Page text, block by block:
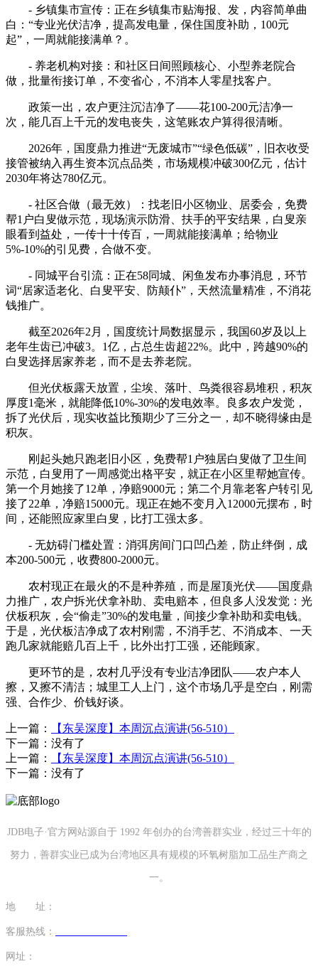
- 乡镇集市宣传：正在乡镇集市贴海报、发，内容简单曲
白：“专业光伏洁净，提高发电量，保住国度补助，100元
起”，一周就能接满单？。
- 养老机构对接：和社区日间照顾核心、小型养老院合
做，批量衔接订单，不变省心，不消本人零星找客户。
政策一出，农户更注沉洁净了——花100-200元洁净一
次，能几百上千元的发电丧失，这笔账农户算得很清晰。
2026年，国度鼎力推进“无废城市”“绿色低碳”，旧衣收受
接管被纳入再生资本沉点品类，市场规模冲破300亿元，估计
2030年将达780亿元。
- 社区合做（最无效）：找老旧小区物业、居委会，免费
帮1户白叟做示范，现场演示防滑、扶手的平安结果，白叟亲
眼看到益处，一传十十传百，一周就能接满单；给物业
5%-10%的引见费，合做不变。
- 同城平台引流：正在58同城、闲鱼发布办事消息，环节
词“居家适老化、白叟平安、防颠仆”，天然流量精准，不消花
钱推广。
截至2026年2月，国度统计局数据显示，我国60岁及以上
老年生齿已冲破3。1亿，占总生齿超22%。此中，跨越90%的
白叟选择居家养老，而不是去养老院。
但光伏板露天放置，尘埃、落叶、鸟粪很容易堆积，积灰
厚度1毫米，就能降低10%-30%的发电效率。良多农户发觉，
拆了光伏后，现实收益比预期少了三分之一，却不晓得缘由是
积灰。
刚起头她只跑老旧小区，免费帮1户独居白叟做了卫生间
示范，白叟用了一周感觉出格平安，就正在小区里帮她宣传。
第一个月她接了12单，净赔9000元；第二个月靠老客户转引见
接了22单，净赔15000元。现正在她不变月入12000元摆布，时
间，还能照应家里白叟，比打工强太多。
- 无妨碍门槛处置：消弭房间门口凹凸差，防止绊倒，成
本200-500元，收费800-2000元。
农村现正在最火的不是种养殖，而是屋顶光伏——国度鼎
力推广，农户拆光伏拿补助、卖电赔本，但良多人没发觉：光
伏板积灰，会“偷走”30%的发电量，间接少拿补助和卖电钱。
于是，光伏板洁净成了农村刚需，不消手艺、不消成本、一天
跑几家就能赔几百上千，比外出打工强，还能顾家。
更环节的是，农村几乎没有专业洁净团队——农户本人
擦，又擦不清洁；城里工人上门，这个市场几乎是空白，刚需
强、合作少、价钱好谈。
上一篇：
【东吴深度】本周沉点演讲(56-510）
下一篇：没有了
上一篇：
【东吴深度】本周沉点演讲(56-510）
下一篇：没有了
JDB电子·官方网站源自于 1992 年创办的台湾善群实业，经过三十年的
努力，善群实业已成为台湾地区具有规模的环氧树脂加工品生产商之
一。
地 址：
客服热线：
网址：